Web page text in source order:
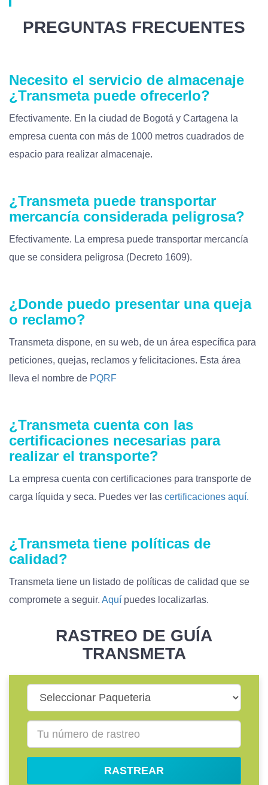
PREGUNTAS FRECUENTES
Necesito el servicio de almacenaje
¿Transmeta puede ofrecerlo?
Efectivamente. En la ciudad de Bogotá y Cartagena la
empresa cuenta con más de 1000 metros cuadrados de
espacio para realizar almacenaje.
¿Transmeta puede transportar
mercancía considerada peligrosa?
Efectivamente. La empresa puede transportar mercancía
que se considera peligrosa (Decreto 1609).
¿Donde puedo presentar una queja
o reclamo?
Transmeta dispone, en su web, de un área específica para
peticiones, quejas, reclamos y felicitaciones. Esta área
lleva el nombre de PQRF
¿Transmeta cuenta con las
certificaciones necesarias para
realizar el transporte?
La empresa cuenta con certificaciones para transporte de
carga líquida y seca. Puedes ver las certificaciones aquí.
¿Transmeta tiene políticas de
calidad?
Transmeta tiene un listado de políticas de calidad que se
compromete a seguir. Aquí puedes localizarlas.
RASTREO DE GUÍA
TRANSMETA
RASTREAR